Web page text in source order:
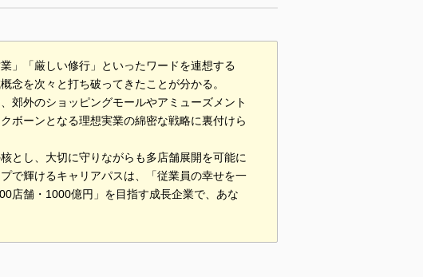
」「厳しい修行」といったワードを連想する
念を次々と打ち破ってきたことが分かる。
郊外のショッピングモールやアミューズメント
ボーンとなる理想実業の綿密な戦略に裏付けら
とし、大切に守りながらも多店舗展開を可能に
で輝けるキャリアパスは、「従業員の幸せを一
店舗・1000億円」を目指す成長企業で、あな